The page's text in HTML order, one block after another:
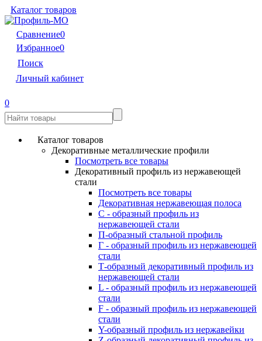
Каталог товаров
Сравнение0
Избранное0
Поиск
Личный кабинет
0
Каталог товаров
Декоративные металлические профили
Посмотреть все товары
Декоративный профиль из нержавеющей
стали
Посмотреть все товары
Декоративная нержавеющая полоса
С - образный профиль из
нержавеющей стали
П-образный стальной профиль
Г - образный профиль из нержавеющей
стали
Т-образный декоративный профиль из
нержавеющей стали
L - образный профиль из нержавеющей
стали
F - образный профиль из нержавеющей
стали
Y-образный профиль из нержавейки